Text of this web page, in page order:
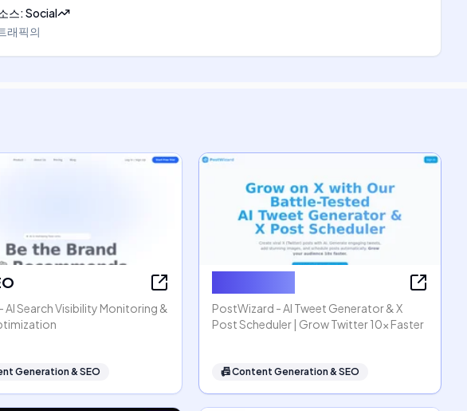
스:Social
래픽의
AI Search Visibility Monitoring &
Generation & SEO
PostWizard - AI Tweet Generator & X
Post Scheduler | Grow Twitter 10x Faster
📠Content Generation & SEO